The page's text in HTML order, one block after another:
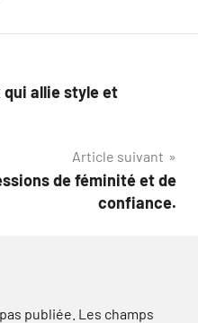
qui allie style et
Article suivant
de féminité et de
confiance.
publiée. Les champs